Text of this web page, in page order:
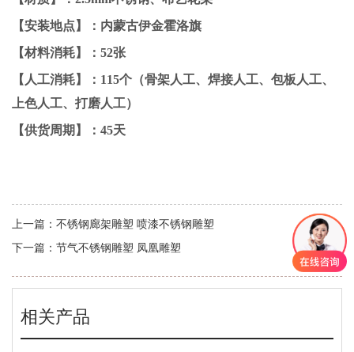
【安装地点】：内蒙古伊金霍洛旗
【材料消耗】：52张
【人工消耗】：115个（骨架人工、焊接人工、包板人工、
上色人工、打磨人工）
【供货周期】：45天
上一篇： 不锈钢廊架雕塑 喷漆不锈钢雕塑
下一篇： 节气不锈钢雕塑 凤凰雕塑
相关产品